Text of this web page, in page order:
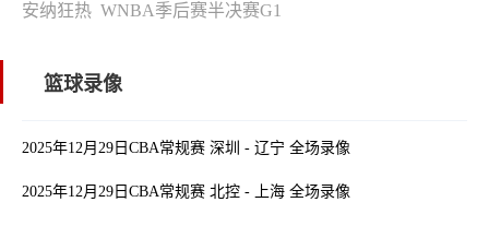
安纳狂热 WNBA季后赛半决赛G1
篮球录像
2025年12月29日CBA常规赛 深圳 - 辽宁 全场录像
2025年12月29日CBA常规赛 北控 - 上海 全场录像